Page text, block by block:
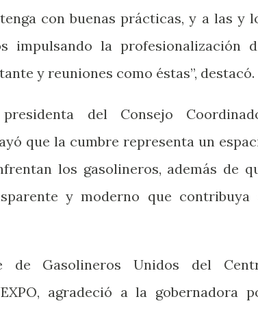
con buenas prácticas, y a las y
impulsando la profesionalización
y reuniones como éstas”, destacó.
del Consejo
que la cumbre representa un
los gasolineros, además de
y moderno que contribuya
de Gasolineros Unidos del
agradeció a la gobernadora